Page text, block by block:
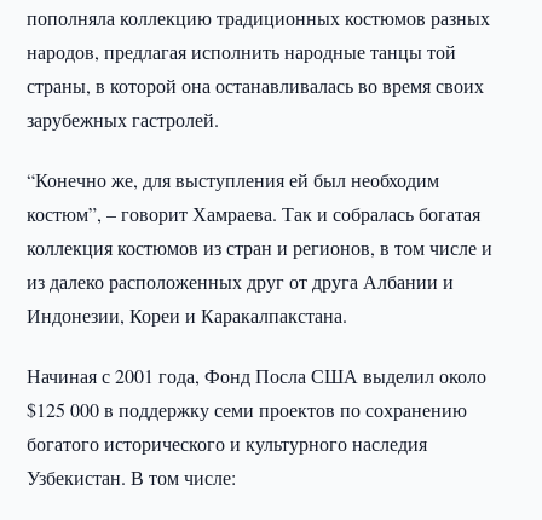
пополняла коллекцию традиционных костюмов разных
народов, предлагая исполнить народные танцы той
страны, в которой она останавливалась во время своих
зарубежных гастролей.
“Конечно же, для выступления ей был необходим
костюм”, – говорит Хамраева. Так и собралась богатая
коллекция костюмов из стран и регионов, в том числе и
из далеко расположенных друг от друга Албании и
Индонезии, Кореи и Каракалпакстана.
Начиная с 2001 года, Фонд Посла США выделил около
$125 000 в поддержку семи проектов по сохранению
богатого исторического и культурного наследия
Узбекистан. В том числе: